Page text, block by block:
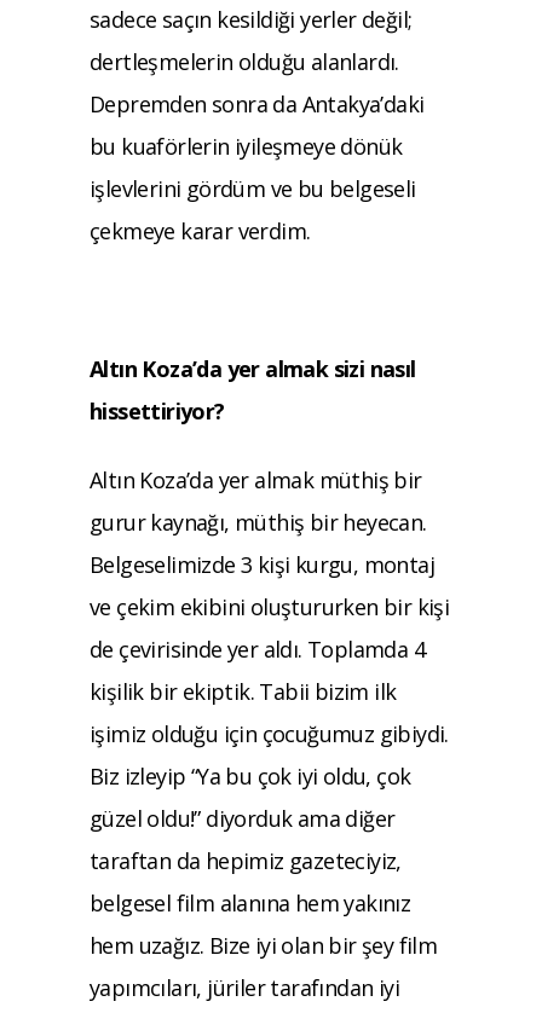
sadece saçın kesildiği yerler değil;
dertleşmelerin olduğu alanlardı.
Depremden sonra da Antakya’daki
bu kuaförlerin iyileşmeye dönük
işlevlerini gördüm ve bu belgeseli
çekmeye karar verdim.
Altın Koza’da yer almak sizi nasıl
hissettiriyor?
Altın Koza’da yer almak müthiş bir
gurur kaynağı, müthiş bir heyecan.
Belgeselimizde 3 kişi kurgu, montaj
ve çekim ekibini oluştururken bir kişi
de çevirisinde yer aldı. Toplamda 4
kişilik bir ekiptik. Tabii bizim ilk
işimiz olduğu için çocuğumuz gibiydi.
Biz izleyip “Ya bu çok iyi oldu, çok
güzel oldu!” diyorduk ama diğer
taraftan da hepimiz gazeteciyiz,
belgesel film alanına hem yakınız
hem uzağız. Bize iyi olan bir şey film
yapımcıları, jüriler tarafından iyi